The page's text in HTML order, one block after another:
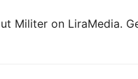
Militer on LiraMedia.